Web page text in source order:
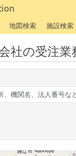
地図検索 施設検索
社の受注業